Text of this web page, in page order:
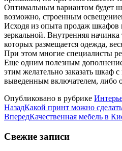
Оптимальным вариантом будет
возможно, строенным
Исходя из опыта продаж шкафов
зеркальной. Внутренняя
которых размещается одежда,
При этом многие специалисты
Еще одним полезным
этим желательно заказать шкаф
выведенным включателем, либо
Опубликовано в рубрике
НазадКакой принт можно
ВпередКачественная мебель в
Свежие записи